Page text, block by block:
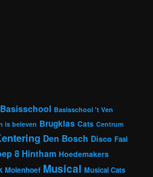
Basisschool Basisschool 't Ven
is beleven Brugklas Cats Centrum
Den Bosch Disco Faal
8 Hintham Hoedemakers
Molenhoef Musical Musical Cats